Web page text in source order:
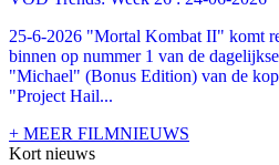
25-6-2026 "Mortal Kombat II" komt
binnen op nummer 1 van de
"Michael" (Bonus Edition) van de
"Project Hail...
+ MEER FILMNIEUWS
Kort nieuws